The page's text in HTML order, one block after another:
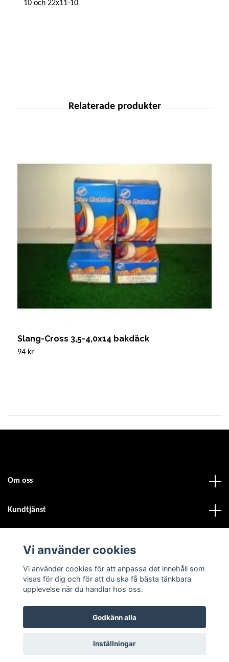
10 och 22x11-10
Slang-Cross 3,5-4,0x14 bakdäck
94 kr
Om oss
Kundtjänst
Sociala medier
© 2026 Atvdäck.se
Vi använder cookies
Vi använder cookies för att anpassa det innehåll som
visas för dig och för att du ska få bästa tänkbara
upplevelse när du handlar hos oss.
Godkänn alla
Inställningar